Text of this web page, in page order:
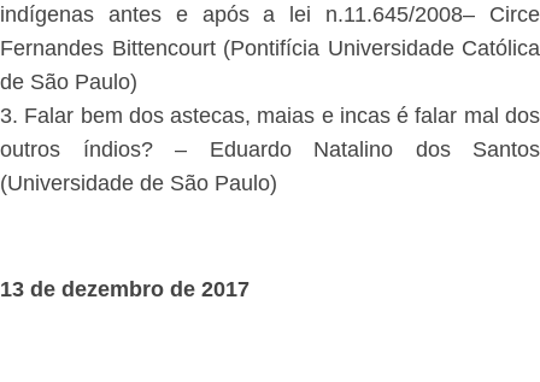
indígenas antes e após a lei n.11.645/2008– Circe
Fernandes Bittencourt (Pontifícia Universidade Católica
de São Paulo)
3. Falar bem dos astecas, maias e incas é falar mal dos
outros índios? – Eduardo Natalino dos Santos
(Universidade de São Paulo)
13 de dezembro de 2017